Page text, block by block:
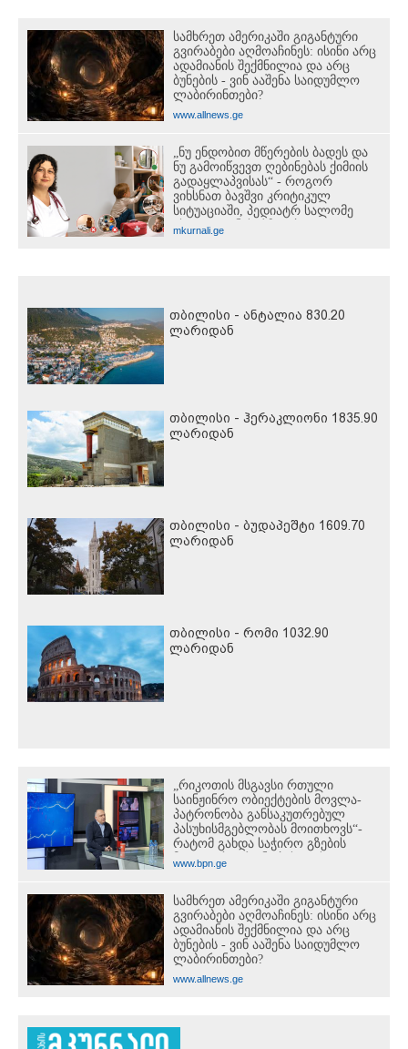
სამხრეთ ამერიკაში გიგანტური
გვირაბები აღმოაჩინეს: ისინი არც
ადამიანის შექმნილია და არც
ბუნების - ვინ ააშენა საიდუმლო
ლაბირინთები?
www.allnews.ge
„ნუ ენდობით მწერების ბადეს და
ნუ გამოიწვევთ ღებინებას ქიმიის
გადაყლაპვისას“ - როგორ
ვიხსნათ ბავშვი კრიტიკულ
სიტუაციაში, პედიატრ სალომე
ახვლედიანის რჩევები
mkurnali.ge
თბილისი - ანტალია 830.20
ლარიდან
თბილისი - ჰერაკლიონი 1835.90
ლარიდან
თბილისი - ბუდაპეშტი 1609.70
ლარიდან
თბილისი - რომი 1032.90
ლარიდან
„რიკოთის მსგავსი რთული
საინჟინრო ობიექტების მოვლა-
პატრონობა განსაკუთრებულ
პასუხისმგებლობას მოითხოვს“-
რატომ გახდა საჭირო გზების
მოვლა-პატრონობისთვის
სახელმწიფო კომპანიის შექმნა
www.bpn.ge
სამხრეთ ამერიკაში გიგანტური
გვირაბები აღმოაჩინეს: ისინი არც
ადამიანის შექმნილია და არც
ბუნების - ვინ ააშენა საიდუმლო
ლაბირინთები?
www.allnews.ge